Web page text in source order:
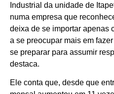
Industrial da unidade de
numa empresa que
deixa de se importar apenas
a se preocupar mais em
se preparar para assumir
destaca.
Ele conta que, desde que